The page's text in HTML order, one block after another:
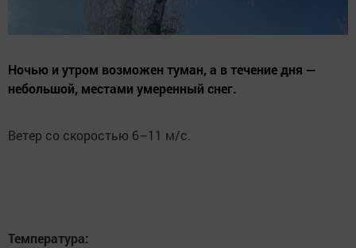
Ночью и утром возможен туман, а в течение дня —
небольшой, местами умеренный снег.
Ветер со скоростью 6–11 м/с.
Температура: